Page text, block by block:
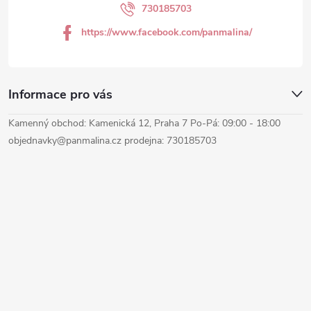
Informace pro vás
730185703
https://www.facebook.com/panmalina/
Kamenný obchod: Kamenická 12, Praha 7 Po-Pá: 09:00 - 18:00
objednavky@panmalina.cz prodejna: 730185703